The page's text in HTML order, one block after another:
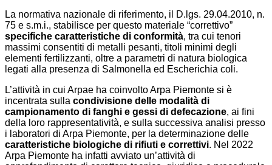
La normativa nazionale di riferimento, il D.lgs. 29.04.2010, n.
75 e s.m.i., stabilisce per questo materiale “correttivo”
specifiche caratteristiche di conformità, tra cui tenori
massimi consentiti di metalli pesanti, titoli minimi degli
elementi fertilizzanti, oltre a parametri di natura biologica
legati alla presenza di Salmonella ed Escherichia coli.
L’attività in cui Arpae ha coinvolto Arpa Piemonte si è
incentrata sulla condivisione delle modalità di
campionamento di fanghi e gessi di defecazione, ai fini
della loro rappresentatività, e sulla successiva analisi presso
i laboratori di Arpa Piemonte, per la determinazione delle
caratteristiche biologiche di rifiuti e correttivi. Nel 2022
Arpa Piemonte ha infatti avviato un’attività di